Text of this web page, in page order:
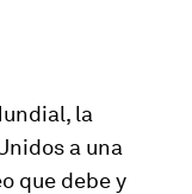
la
a una
que debe y